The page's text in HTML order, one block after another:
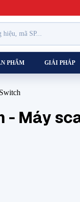
PHẨM GIẢI PHÁP
- Máy